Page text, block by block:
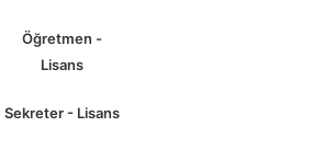
Öğretmen -
Lisans
Sekreter - Lisans